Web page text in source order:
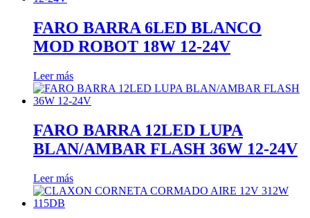
FARO BARRA 6LED BLANCO
MOD ROBOT 18W 12-24V
Leer más
FARO BARRA 12LED LUPA
BLAN/AMBAR FLASH 36W 12-24V
Leer más